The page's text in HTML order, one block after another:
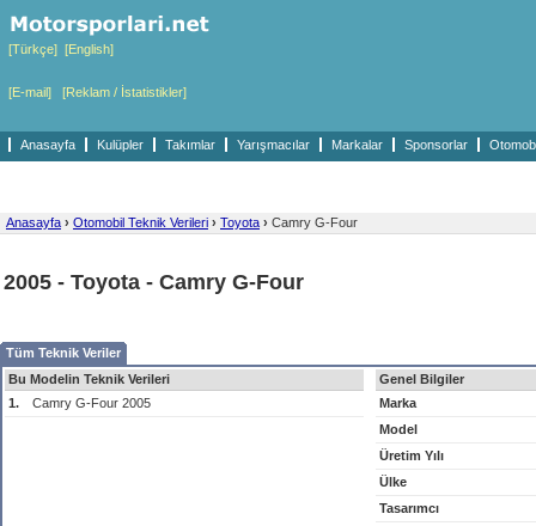
[Türkçe] [English]
[E-mail] [Reklam / İstatistikler]
Anasayfa Kulüpler Takımlar Yarışmacılar Markalar Sponsorlar
Anasayfa › Otomobil Teknik Verileri › Toyota › Camry G-Four
2005 - Toyota - Camry G-Four
Tüm Teknik Veriler
Bu Modelin Teknik Verileri
1.
Camry G-Four 2005
Genel Bilgiler
Marka
Model
Üretim Yılı
Ülke
Tasarımcı